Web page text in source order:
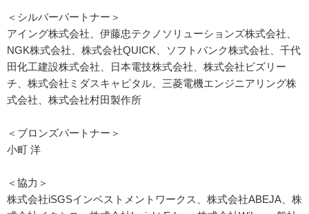
＜シルバーパートナー＞
アイング株式会社、伊藤忠テクノソリューションズ株式会社、
NGK株式会社、株式会社QUICK、ソフトバンク株式会社、千代
田化工建設株式会社、日本電技株式会社、株式会社ビズリー
チ、株式会社ミダスキャピタル、三菱電機エンジニアリング株
式会社、株式会社村田製作所
＜ブロンズパートナー＞
小町 洋
＜協力＞
株式会社iSGSインベストメントワークス、株式会社ABEJA、株